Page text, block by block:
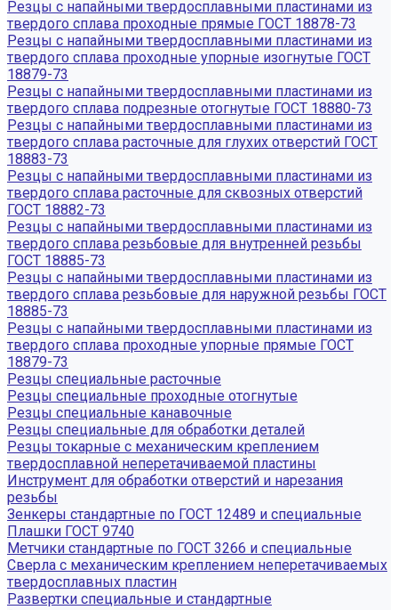
Резцы с напайными твердосплавными пластинами из
твердого сплава проходные прямые ГОСТ 18878-73
Резцы с напайными твердосплавными пластинами из
твердого сплава проходные упорные изогнутые ГОСТ
18879-73
Резцы с напайными твердосплавными пластинами из
твердого сплава подрезные отогнутые ГОСТ 18880-73
Резцы с напайными твердосплавными пластинами из
твердого сплава расточные для глухих отверстий ГОСТ
18883-73
Резцы с напайными твердосплавными пластинами из
твердого сплава расточные для сквозных отверстий
ГОСТ 18882-73
Резцы с напайными твердосплавными пластинами из
твердого сплава резьбовые для внутренней резьбы
ГОСТ 18885-73
Резцы с напайными твердосплавными пластинами из
твердого сплава резьбовые для наружной резьбы ГОСТ
18885-73
Резцы с напайными твердосплавными пластинами из
твердого сплава проходные упорные прямые ГОСТ
18879-73
Резцы специальные расточные
Резцы специальные проходные отогнутые
Резцы специальные канавочные
Резцы специальные для обработки деталей
Резцы токарные с механическим креплением
твердосплавной неперетачиваемой пластины
Инструмент для обработки отверстий и нарезания
резьбы
Зенкеры стандартные по ГОСТ 12489 и специальные
Плашки ГОСТ 9740
Метчики стандартные по ГОСТ 3266 и специальные
Сверла с механическим креплением неперетачиваемых
твердосплавных пластин
Развертки специальные и стандартные